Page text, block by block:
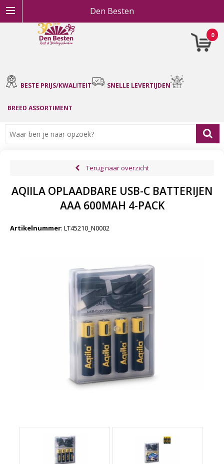
Den Besten
0
BESTE PRIJS/KWALITEIT SNELLE LEVERTIJDEN
BREED ASSORTIMENT
Terug naar overzicht
AQIILA OPLAADBARE USB-C BATTERIJEN
AAA 600MAH 4-PACK
Artikelnummer: LT45210_N0002